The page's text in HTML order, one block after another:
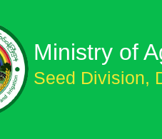
Ministry of
Seed Division,